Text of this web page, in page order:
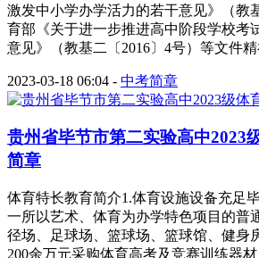
激发中小学办学活力的若干意见》（教
育部《关于进一步推进高中阶段学校考
意见》（教基二〔2016〕4号）等文件精
2023-03-18 06:04 - 中考简章
贵州省毕节市第二实验高中2023
简章
体育特长教育简介1.体育设施设备充足
一所以艺术、体育为办学特色项目的普
径场、足球场、篮球场、篮球馆、健身
200余万元采购体育高考及竞赛训练器材